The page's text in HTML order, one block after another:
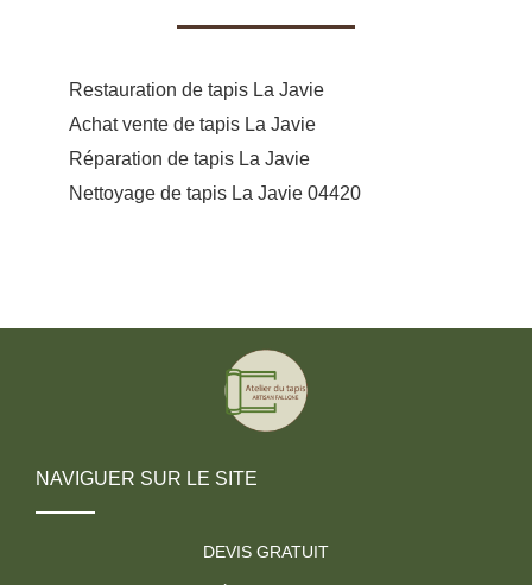
Restauration de tapis La Javie
Achat vente de tapis La Javie
Réparation de tapis La Javie
Nettoyage de tapis La Javie 04420
NAVIGUER SUR LE SITE
DEVIS GRATUIT